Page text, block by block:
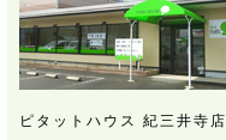
ピタットハウス 紀三井寺店